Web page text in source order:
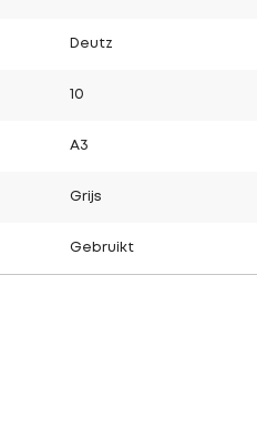
Deutz
10
A3
Grijs
Gebruikt